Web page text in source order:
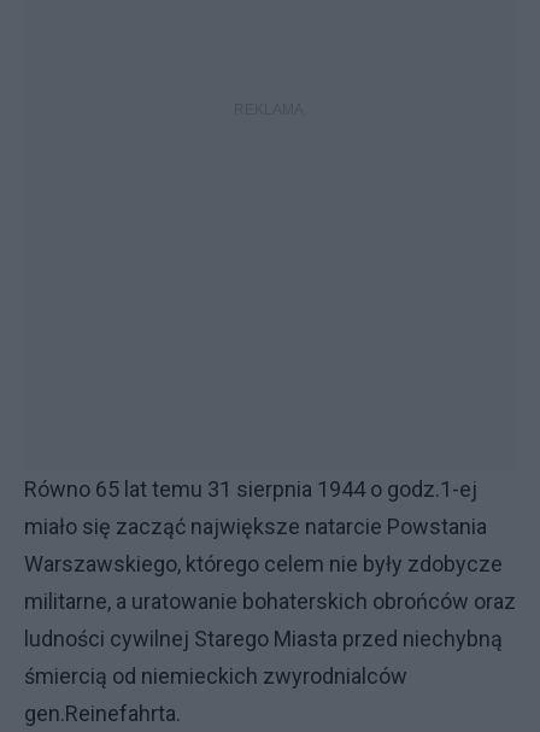
Równo 65 lat temu 31 sierpnia 1944 o godz.1-ej
miało się zacząć największe natarcie Powstania
Warszawskiego, którego celem nie były zdobycze
militarne, a uratowanie bohaterskich obrońców oraz
ludności cywilnej Starego Miasta przed niechybną
śmiercią od niemieckich zwyrodnialców
gen.Reinefahrta.